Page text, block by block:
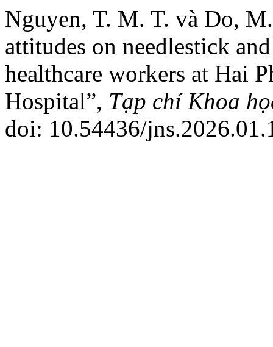
Nguyen, T. M. T. và Do,
attitudes on needlestick
healthcare workers at Hai
Hospital”, Tạp chí Khoa
doi: 10.54436/